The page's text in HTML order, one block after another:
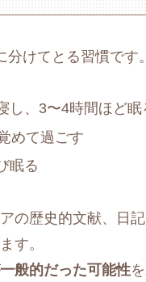
けてとる習慣です。
し、3〜4時間ほど眠
めて過ごす
眠る
の歴史的文献、日
す。
般的だった可能性